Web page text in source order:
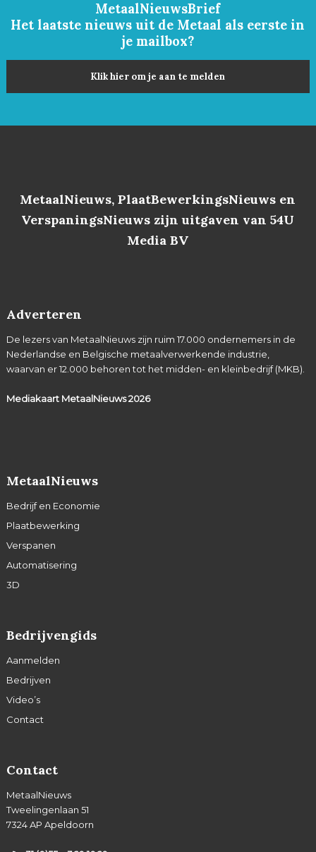
MetaalNieuwsBrief
Het laatste nieuws uit de Metaal als eerste in
je mailbox?
Klik hier om je aan te melden
MetaalNieuws, PlaatBewerkingsNieuws en
VerspaningsNieuws zijn uitgaven van 54U
Media BV
Adverteren
De lezers van MetaalNieuws zijn ruim 17.000 ondernemers in de
Nederlandse en Belgische metaalverwerkende industrie,
waarvan er 12.000 behoren tot het midden- en kleinbedrijf (MKB).
Mediakaart MetaalNieuws2026
MetaalNieuws
Bedrijf en Economie
Plaatbewerking
Verspanen
Automatisering
3D
Bedrijvengids
Aanmelden
Bedrijven
Video’s
Contact
Contact
MetaalNieuws
Tweelingenlaan 51
7324 AP Apeldoorn